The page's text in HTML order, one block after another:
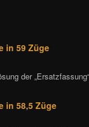
in 59 Züge
der
in 58,5 Züge